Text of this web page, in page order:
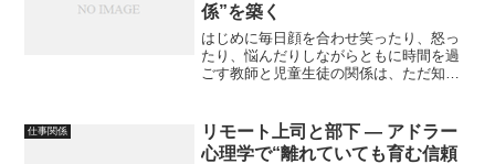
係”を築く
はじめに毎日顔を合わせ笑ったり、怒っ
たり、悩んだりしながらともに時間を過
ごす教師と児童生徒の関係は、ただ知識
す。でも、言うことを聞いてくれない気
持ちが通じない信頼を築くの...
仕事関係
リモート上司と部下 ― アドラー
心理学で“離れていても育む信頼